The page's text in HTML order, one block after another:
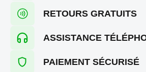
RETOURS GRATUITS
ASSISTANCE
PAIEMENT SÉCURISÉ